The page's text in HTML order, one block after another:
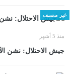
غير مصنف
منذ 5 أشهر
جيش الاحتلال: نشن